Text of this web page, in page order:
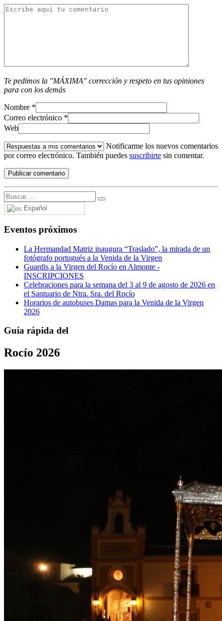
Te pedimos la "MÁXIMA" corrección y respeto en tus opiniones
para con los demás
Nombre *
Correo electrónico *
Web
Notificarme los nuevos comentarios
por correo electrónico. También puedes suscribirte sin comentar.
Español
Eventos próximos
La Hermandad Matriz inaugura “Traslado”, la mirada de un
fotógrafo portugués a la Venida de la Virgen
Guardis a la Virgen del Rocío en Almonte -
INSCRIPCIONES
Celebraciones para la semana del 3 al 9 de agosto de 2026 en
el Santuario de Ntra. Sra. del Rocío
Horarios de autobuses Damas para la Venida de la Virgen
2026
Guía rápida del
Rocío 2026